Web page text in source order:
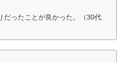
だったことが良かった。（30代